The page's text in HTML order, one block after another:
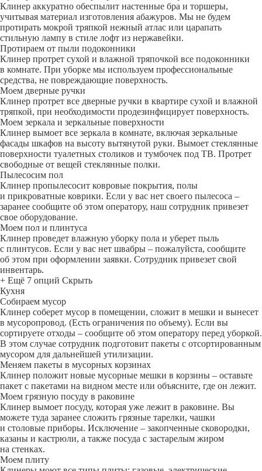
Клинер аккуратно обеспылит настенные бра и торшеры,
учитывая материал изготовления абажуров. Мы не будем
протирать мокрой тряпкой нежный атлас или царапать
стильную лампу в стиле лофт из нержавейки.
Протираем от пыли подоконники
Клинер протрет сухой и влажной тряпочкой все подоконники
в комнате. При уборке мы используем профессиональные
средства, не повреждающие поверхность.
Моем дверные ручки
Клинер протрет все дверные ручки в квартире сухой и влажной
тряпкой, при необходимости продезинфицирует поверхность.
Моем зеркала и зеркальные поверхности
Клинер вымоет все зеркала в комнате, включая зеркальные
фасады шкафов на высоту вытянутой руки. Вымоет стеклянные
поверхности туалетных столиков и тумбочек под ТВ. Протрет
свободные от вещей стеклянные полки.
Пылесосим пол
Клинер пропылесосит ковровые покрытия, полы
и прикроватные коврики. Если у вас нет своего пылесоса –
заранее сообщите об этом оператору, наш сотрудник привезет
свое оборудование.
Моем пол и плинтуса
Клинер проведет влажную уборку пола и уберет пыль
с плинтусов. Если у вас нет швабры – пожалуйста, сообщите
об этом при оформлении заявки. Сотрудник привезет свой
инвентарь.
+ Ещё 7 опций Скрыть
Кухня
Собираем мусор
Клинер соберет мусор в помещении, сложит в мешки и вынесет
в мусоропровод. (Есть ограничения по объему). Если вы
сортируете отходы – сообщите об этом оператору перед уборкой.
В этом случае сотрудник подготовит пакеты с отсортированным
мусором для дальнейшей утилизации.
Меняем пакеты в мусорных корзинах
Клинер положит новые мусорные мешки в корзины – оставьте
пакет с пакетами на видном месте или объясните, где он лежит.
Моем грязную посуду в раковине
Клинер вымоет посуду, которая уже лежит в раковине. Вы
можете туда заранее сложить грязные тарелки, чашки
и столовые приборы. Исключение – закопченные сковородки,
казаны и кастрюли, а также посуда с застарелым жиром
на стенках.
Моем плиту